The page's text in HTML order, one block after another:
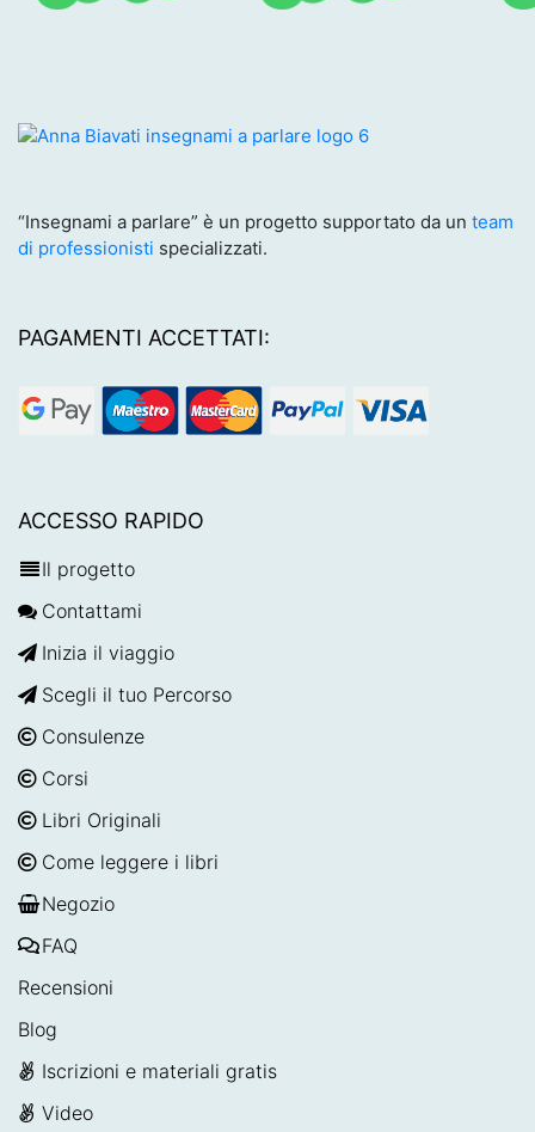
“Insegnami a parlare” è un progetto supportato da un team
di professionisti specializzati.
PAGAMENTI ACCETTATI:
ACCESSO RAPIDO
Il progetto
Contattami
Inizia il viaggio
Scegli il tuo Percorso
Consulenze
Corsi
Libri Originali
Come leggere i libri
Negozio
FAQ
Recensioni
Blog
Iscrizioni e materiali gratis
Video